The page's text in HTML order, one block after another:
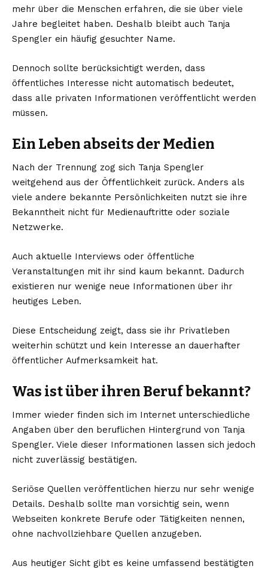
mehr über die Menschen erfahren, die sie über viele
Jahre begleitet haben. Deshalb bleibt auch Tanja
Spengler ein häufig gesuchter Name.
Dennoch sollte berücksichtigt werden, dass
öffentliches Interesse nicht automatisch bedeutet,
dass alle privaten Informationen veröffentlicht werden
müssen.
Ein Leben abseits der Medien
Nach der Trennung zog sich Tanja Spengler
weitgehend aus der Öffentlichkeit zurück. Anders als
viele andere bekannte Persönlichkeiten nutzt sie ihre
Bekanntheit nicht für Medienauftritte oder soziale
Netzwerke.
Auch aktuelle Interviews oder öffentliche
Veranstaltungen mit ihr sind kaum bekannt. Dadurch
existieren nur wenige neue Informationen über ihr
heutiges Leben.
Diese Entscheidung zeigt, dass sie ihr Privatleben
weiterhin schützt und kein Interesse an dauerhafter
öffentlicher Aufmerksamkeit hat.
Was ist über ihren Beruf bekannt?
Immer wieder finden sich im Internet unterschiedliche
Angaben über den beruflichen Hintergrund von Tanja
Spengler. Viele dieser Informationen lassen sich jedoch
nicht zuverlässig bestätigen.
Seriöse Quellen veröffentlichen hierzu nur sehr wenige
Details. Deshalb sollte man vorsichtig sein, wenn
Webseiten konkrete Berufe oder Tätigkeiten nennen,
ohne nachvollziehbare Quellen anzugeben.
Aus heutiger Sicht gibt es keine umfassend bestätigten